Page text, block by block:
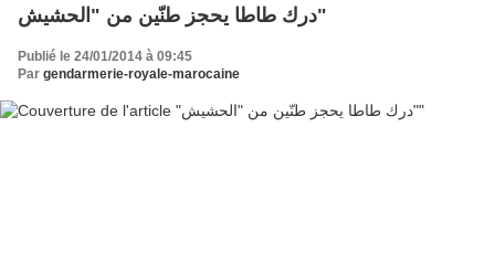
درك طاطا يحجز طنّين من "الحشيش"
Publié le 24/01/2014 à 09:45
Par gendarmerie-royale-marocaine